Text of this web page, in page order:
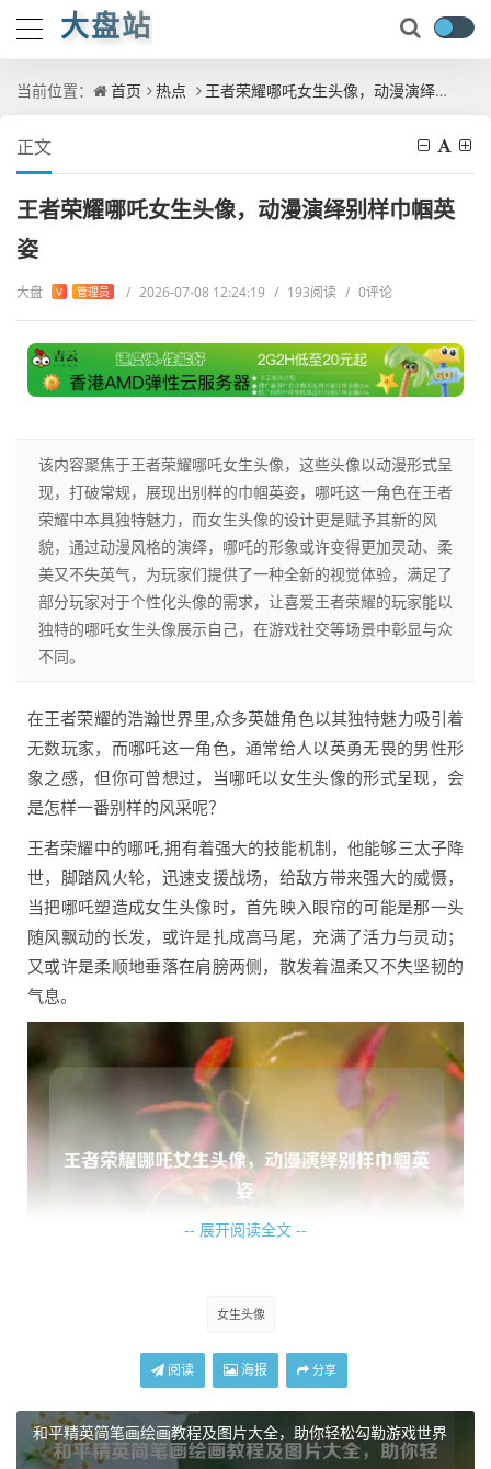
大盘站
当前位置： 首页 热点 王者荣耀哪吒女生头像，动漫演绎别样巾帼英姿
正文
王者荣耀哪吒女生头像，动漫演绎别样巾帼英
姿
大盘 V 管理员 / 2026-07-08 12:24:19 / 193阅读 / 0评论
该内容聚焦于王者荣耀哪吒女生头像，这些头像以动漫形式呈
现，打破常规，展现出别样的巾帼英姿，哪吒这一角色在王者
荣耀中本具独特魅力，而女生头像的设计更是赋予其新的风
貌，通过动漫风格的演绎，哪吒的形象或许变得更加灵动、柔
美又不失英气，为玩家们提供了一种全新的视觉体验，满足了
部分玩家对于个性化头像的需求，让喜爱王者荣耀的玩家能以
独特的哪吒女生头像展示自己，在游戏社交等场景中彰显与众
不同。
在王者荣耀的浩瀚世界里,众多英雄角色以其独特魅力吸引着
无数玩家，而哪吒这一角色，通常给人以英勇无畏的男性形
象之感，但你可曾想过，当哪吒以女生头像的形式呈现，会
是怎样一番别样的风采呢？
王者荣耀中的哪吒,拥有着强大的技能机制，他能够三太子降
世，脚踏风火轮，迅速支援战场，给敌方带来强大的威慑，
当把哪吒塑造成女生头像时，首先映入眼帘的可能是那一头
随风飘动的长发，或许是扎成高马尾，充满了活力与灵动；
又或许是柔顺地垂落在肩膀两侧，散发着温柔又不失坚韧的
气息。
信，眼神中仿佛燃烧着火焰，那是对胜利的渴望，如同哪吒
腻，色彩搭配上既有哪吒传统形象的鲜明色调，又融入了一
些柔和的元素，让这个女生版哪吒既保留了英雄的特质，又
-- 展开阅读全文 --
女生头像
阅读 海报 分享
和平精英简笔画绘画教程及图片大全，助你轻松勾勒游戏世界